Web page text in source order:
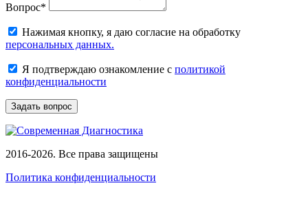
Вопрос*
Нажимая кнопку, я даю согласие на обработку
персональных данных.
Я подтверждаю ознакомление с политикой
конфиденциальности
Задать вопрос
2016-2026. Все права защищены
Политика конфиденциальности